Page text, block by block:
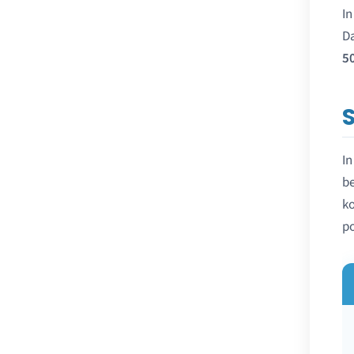
In